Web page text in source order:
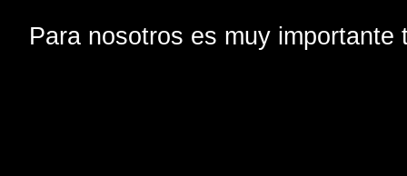
Para nosotros es muy